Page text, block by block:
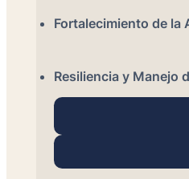
Fortalecimiento de la
Resiliencia y Manejo